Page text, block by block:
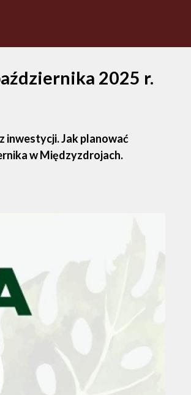
2025 r.
inwestycji. Jak planować
w Międzyzdrojach.